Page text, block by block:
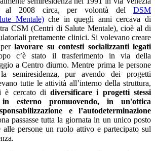
al 2008 circa, per volontà del DSM
Mentale)che in quegli anni cercava di
CSM (Centri di Salute Mentale), cioè al di
prettamente clinici. Si volevano creare
lavorare su contesti socializzanti legati
c’è stato il trasferimento in via della
a Centro diurno. Mentre prima le persone
semiresidenza, pur avendo dei progetti
tutte le attività all’interno della struttura,
è cercato didiversificare i progetti stessi
esterno promuovendo, in un'ottica
e l’autodeterminazione
passasse tutta la giornata in un unico posto
alle persone un ruolo attivo e partecipato sul